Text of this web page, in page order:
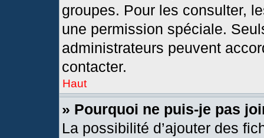
groupes. Pour les consulter,
une permission spéciale.
administrateurs peuvent
contacter.
Haut
» Pourquoi ne puis-je pas
La possibilité d’ajouter des